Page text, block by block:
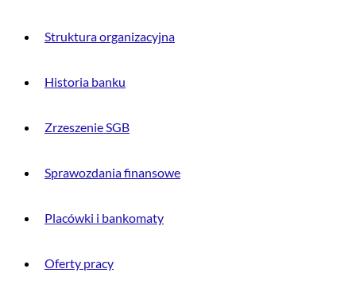
Struktura organizacyjna
Historia banku
Zrzeszenie SGB
Sprawozdania finansowe
Placówki i bankomaty
Oferty pracy